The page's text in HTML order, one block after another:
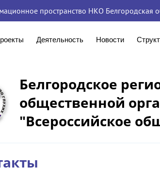
пространство НКО Белгородская
Деятельность Новости
Белгородское
общественной
"Всероссийское